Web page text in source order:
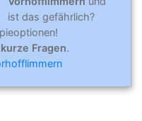
ist das gefährlich?
Fragen.